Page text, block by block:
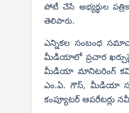
పోటీ చేసే అభ్యర్థుల
తెలిపారు.
ఎన్నికల సంబంధ
మీడియాలో ప్రచార
మీడియా మానిటరింగ్
ఎం.ఏ. గౌస్, మీడియా
కంప్యూటర్ ఆపరేటర్లు